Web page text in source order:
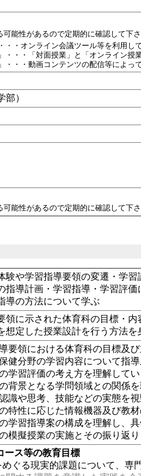
能性があるので定期的に確認して下
・・オンライン会議ツール等を利用し
・・・「対面授業」と「オンライン授
・・・動画コンテンツの配信等によっ
）
能性があるので定期的に確認して下
験や学習指導要領の変遷・学
指導計画・学習指導・学習評
導の方法について学ぶ
領に示された体育科の目標・
想定した授業設計を行う方法を
要領における体育科の目標及
健分野の学習内容について指導
学習評価の考え方を理解してい
背景となる学問領域との関係
識や思考、技能などの実態を
特性に応じた情報機器及び教
学習指導案の構成を理解し、
模擬授業の実施とその振り返
ース等の教育目標
ぐる現実的課題について、専